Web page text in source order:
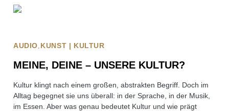
AUDIO KUNST | KULTUR
MEINE, DEINE – UNSERE KULTUR?
Kultur klingt nach einem großen, abstrakten Begriff. Doch im
Alltag begegnet sie uns überall: in der Sprache, in der Musik,
im Essen. Aber was genau bedeutet Kultur und wie prägt